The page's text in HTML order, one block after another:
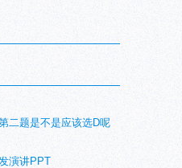
二题是不是应该选D呢
演讲PPT